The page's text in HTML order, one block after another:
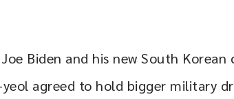
Biden and his new South
yeol agreed to hold bigger military